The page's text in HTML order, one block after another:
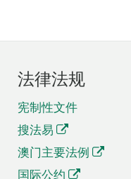
法律法规
宪制性文件
搜法易
澳门主要法例
国际公约